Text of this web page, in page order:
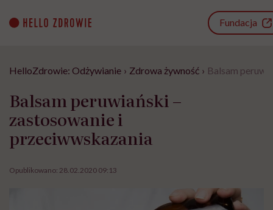
content
Fundacja
HelloZdrowie: Odżywianie › Zdrowa żywność › Balsam
Balsam peruwiański –
zastosowanie i
przeciwwskazania
Opublikowano: 28.02.2020 09:13